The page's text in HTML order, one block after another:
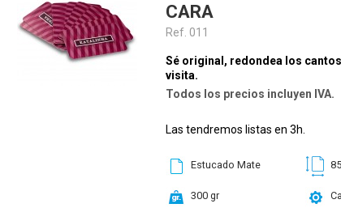
CARA
Ref. 011
Sé original, redondea los
visita.
Todos los precios incluyen IVA.
Las tendremos listas en 3h.
Estucado Mate
300 gr